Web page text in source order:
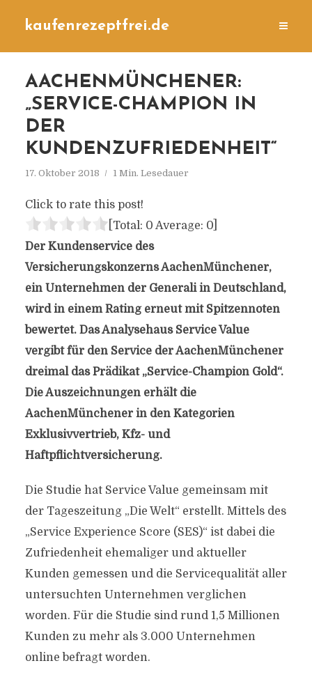
kaufenrezeptfrei.de
AACHENMÜNCHENER:
„SERVICE-CHAMPION IN
DER
KUNDENZUFRIEDENHEIT“
17. Oktober 2018 1 Min. Lesedauer
Click to rate this post!
[Total: 0 Average: 0]
Der Kundenservice des
Versicherungskonzerns AachenMünchener,
ein Unternehmen der Generali in Deutschland,
wird in einem Rating erneut mit Spitzennoten
bewertet. Das Analysehaus Service Value
vergibt für den Service der AachenMünchener
dreimal das Prädikat „Service-Champion Gold“.
Die Auszeichnungen erhält die
AachenMünchener in den Kategorien
Exklusivvertrieb, Kfz- und
Haftpflichtversicherung.
Die Studie hat Service Value gemeinsam mit
der Tageszeitung „Die Welt“ erstellt. Mittels des
„Service Experience Score (SES)“ ist dabei die
Zufriedenheit ehemaliger und aktueller
Kunden gemessen und die Servicequalität aller
untersuchten Unternehmen verglichen
worden. Für die Studie sind rund 1,5 Millionen
Kunden zu mehr als 3.000 Unternehmen
online befragt worden.